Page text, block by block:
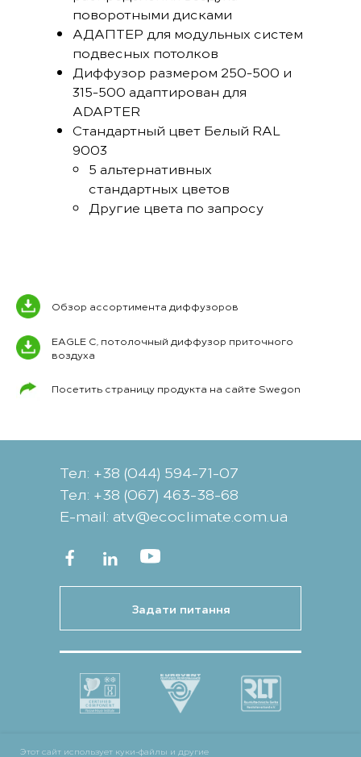
Этот сайт использует куки-файлы и другие
поворотными дисками
АДАПТЕР для модульных систем
подвесных потолков
Диффузор размером 250-500 и
315-500 адаптирован для
ADAPTER
Стандартный цвет Белый RAL
9003
5 альтернативных
стандартных цветов
Другие цвета по запросу
Обзор ассортимента диффузоров
EAGLE C, потолочный диффузор приточного
воздуха
Посетить страницу продукта на сайте Swegon
Тел: +38 (044) 594-71-07
Тел: +38 (067) 463-38-68
Е-mail: atv@ecoclimate.com.ua
Задати питання